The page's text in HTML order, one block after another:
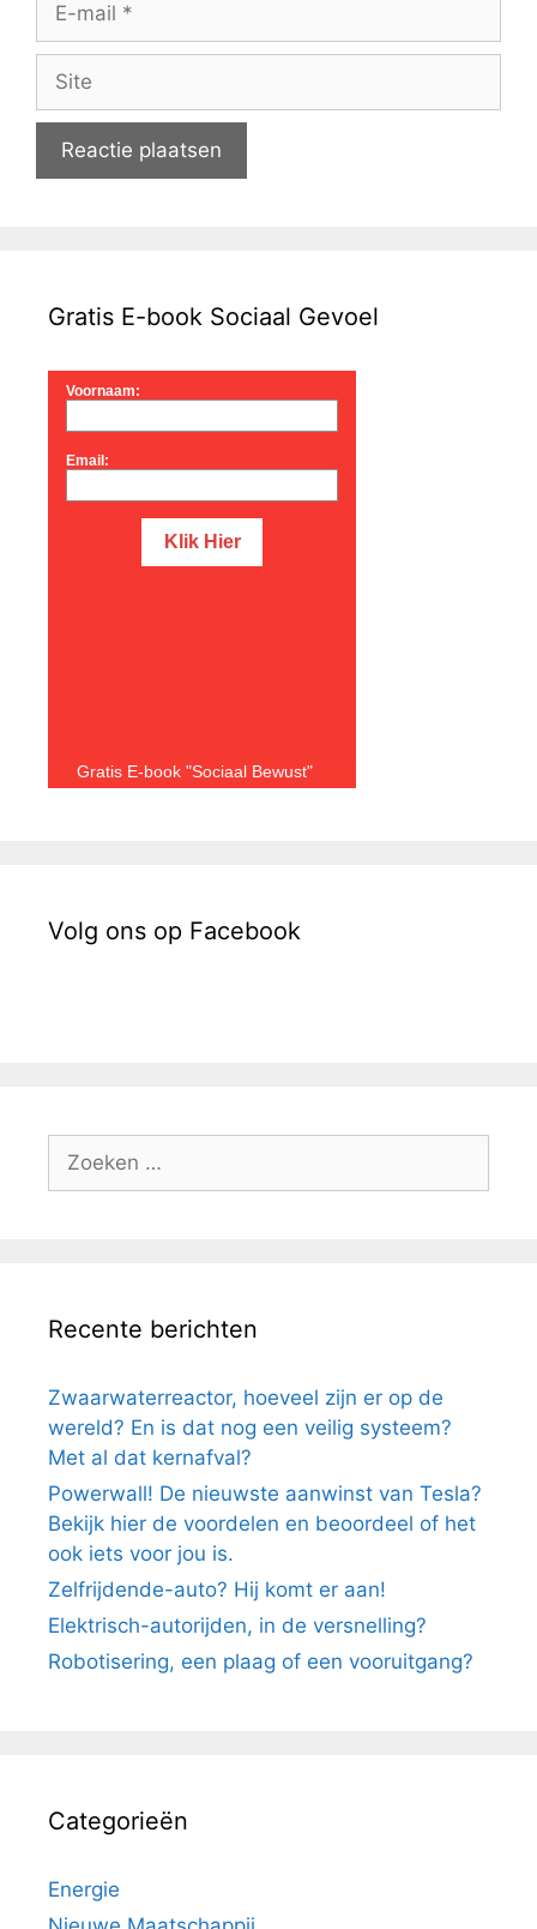
mail
Gratis E-book Sociaal Gevoel
Voornaam:
Email:
Gratis E-book "Sociaal Bewust"
Volg ons op Facebook
naar:
Recente berichten
Zwaarwaterreactor, hoeveel zijn er op de
wereld? En is dat nog een veilig systeem?
Met al dat kernafval?
Powerwall! De nieuwste aanwinst van Tesla?
Bekijk hier de voordelen en beoordeel of het
ook iets voor jou is.
Zelfrijdende-auto? Hij komt er aan!
Elektrisch-autorijden, in de versnelling?
Robotisering, een plaag of een vooruitgang?
Categorieën
Energie